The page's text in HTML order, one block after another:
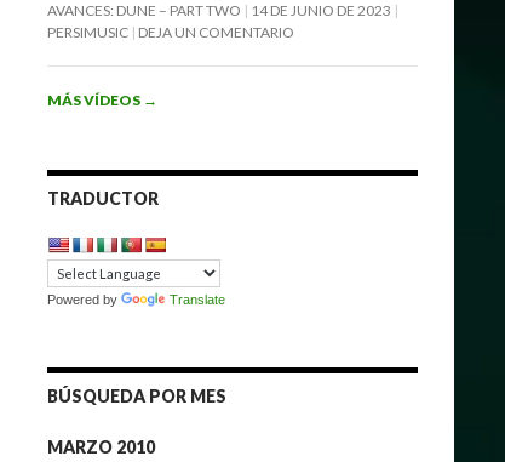
AVANCES: DUNE – PART TWO
14 DE JUNIO DE 2023
PERSIMUSIC DEJA UN COMENTARIO
MÁS VÍDEOS →
TRADUCTOR
Powered by Translate
BÚSQUEDA POR MES
MARZO 2010